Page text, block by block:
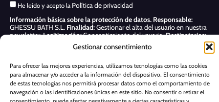
Gestionar consentimiento
Para ofrecer las mejores experiencias, utilizamos tecnologías como las cookies
para almacenar y/o acceder a la información del dispositivo. El consentimiento
de estas tecnologías nos permitirá procesar datos como el comportamiento de
navegación o las identificaciones únicas en este sitio. No consentir o retirar el
He leído y acepto la Política de privacidad
Información básica sobre la protección de datos. Responsable:
GHESSU BATH S.L. Finalidad:Gestionar el alta del usuario en nuestra
newsletter.Legitimación:Consentimiento del usuario.Destinatarios:
Sólo se realizan cesiones si existe una obligación legal.
Acceder, rectificar y suprimir, así como otros derechos, como se indica
Suscribirme